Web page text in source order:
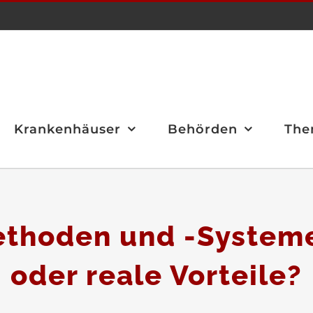
Krankenhäuser Behörden
und -
oder reale Vorteile?